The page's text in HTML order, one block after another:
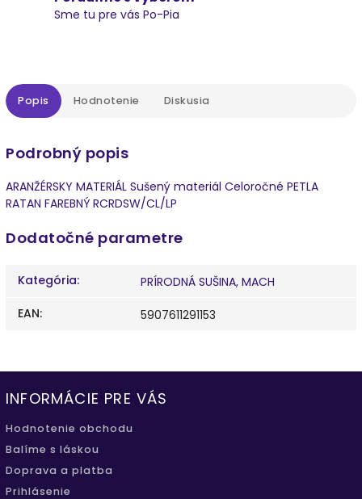
Sme tu pre vás Po-Pia
Popis Hodnotenie Diskusia
Podrobný popis
ARANŽÉRSKY MATERIÁL Sušený materiál Celoročné PETLA
RATAN FAREBNÝ RCRDSW/CL/LP
Dodatočné parametre
Kategória:
PRÍRODNÁ SUŠINA, MACH
EAN: 5907611291153
INFORMÁCIE PRE VÁS
Hodnotenie obchodu
Balíme s láskou
Doprava a platba
Prihlásenie